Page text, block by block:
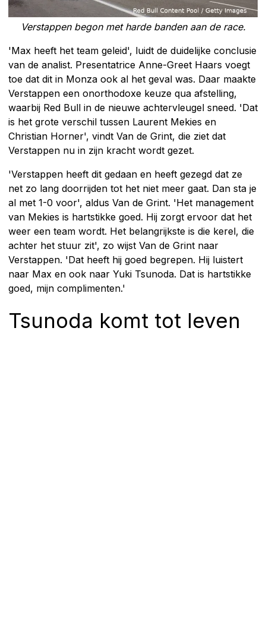
Verstappen begon met harde banden aan de race.
'Max heeft het team geleid', luidt de duidelijke conclusie
van de analist. Presentatrice Anne-Greet Haars voegt
toe dat dit in Monza ook al het geval was. Daar maakte
Verstappen een onorthodoxe keuze qua afstelling,
waarbij Red Bull in de nieuwe achtervleugel sneed. 'Dat
is het grote verschil tussen Laurent Mekies en
Christian Horner', vindt Van de Grint, die ziet dat
Verstappen nu in zijn kracht wordt gezet.
'Verstappen heeft dit gedaan en heeft gezegd dat ze
net zo lang doorrijden tot het niet meer gaat. Dan sta je
al met 1-0 voor', aldus Van de Grint. 'Het management
van Mekies is hartstikke goed. Hij zorgt ervoor dat het
weer een team wordt. Het belangrijkste is die kerel, die
achter het stuur zit', zo wijst Van de Grint naar
Verstappen. 'Dat heeft hij goed begrepen. Hij luistert
naar Max en ook naar Yuki Tsunoda. Dat is hartstikke
goed, mijn complimenten.'
Tsunoda komt tot leven